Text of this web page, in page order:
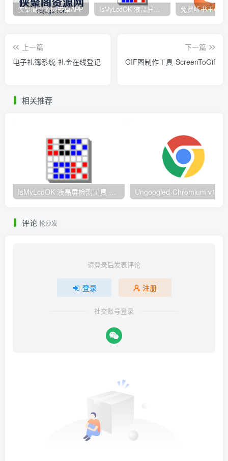
侠聚阁资源网安卓APP IsMyLcdOK 液晶屏检测工具 – 8种纯色+渐变测试 快速定位屏幕缺陷
上一篇
电子礼簿系统-礼金在线登记
下一篇
GIF图制作工具-ScreenToGif
相关推荐
IsMyLcdOK 液晶屏检测工具 – 8种纯色+渐变测试 快速定位屏幕缺陷
评论 抢沙发
请登录后发表评论
登录 注册
社交账号登录